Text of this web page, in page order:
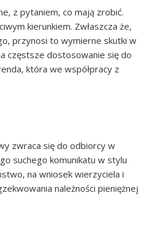
z pytaniem, co mają zrobić.
kierunkiem. Zwłaszcza że,
przynosi to wymierne skutki w
częstsze dostosowanie się do
która we współpracy z
zwraca się do odbiorcy w
suchego komunikatu w stylu
na wniosek wierzyciela i
należności pieniężnej